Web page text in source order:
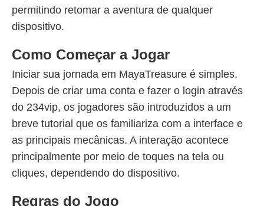
permitindo retomar a aventura de qualquer
dispositivo.
Como Começar a Jogar
Iniciar sua jornada em MayaTreasure é simples.
Depois de criar uma conta e fazer o login através
do 234vip, os jogadores são introduzidos a um
breve tutorial que os familiariza com a interface e
as principais mecânicas. A interação acontece
principalmente por meio de toques na tela ou
cliques, dependendo do dispositivo.
Regras do Jogo